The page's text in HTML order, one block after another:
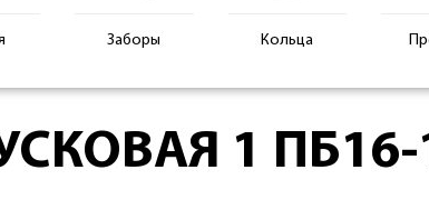
Заборы Кольца
1 ПБ16-